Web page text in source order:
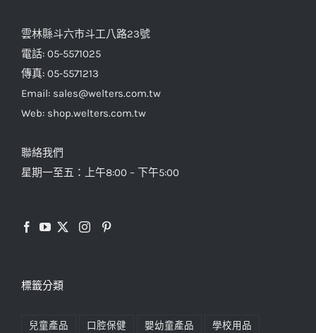
雲林縣斗六市斗工八路23號
電話: 05-5571025
傳真: 05-5571213
Email: sales@welters.com.tw
Web: shop.welters.com.tw
聯絡我們
星期一至五：上午8:00 – 下午5:00
標籤分類
兒童產品 口腔保健 嬰幼童產品 學校用品